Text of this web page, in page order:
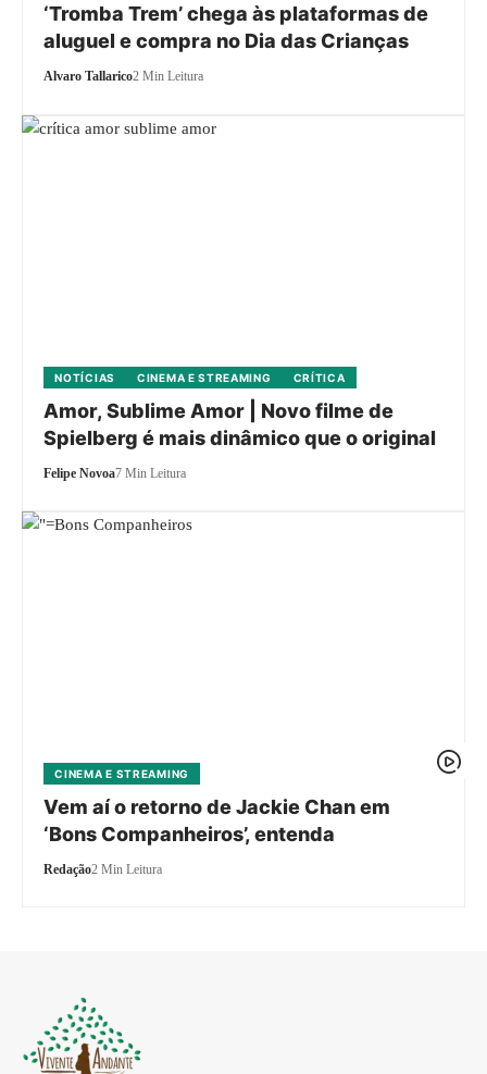
‘Tromba Trem’ chega às plataformas de
aluguel e compra no Dia das Crianças
Alvaro Tallarico2 Min Leitura
NOTÍCIAS CINEMA E STREAMING CRÍTICA
Amor, Sublime Amor | Novo filme de
Spielberg é mais dinâmico que o original
Felipe Novoa7 Min Leitura
CINEMA E STREAMING
Vem aí o retorno de Jackie Chan em
‘Bons Companheiros’, entenda
Redação2 Min Leitura